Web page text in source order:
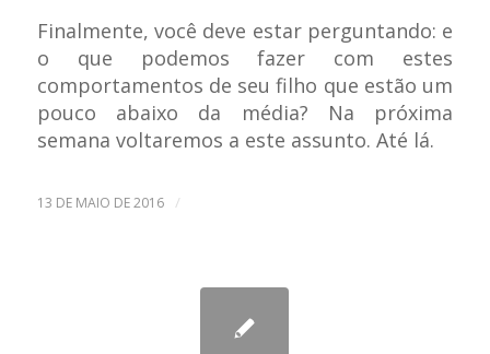
Finalmente, você deve estar perguntando: e
o que podemos fazer com estes
comportamentos de seu filho que estão um
pouco abaixo da média? Na próxima
semana voltaremos a este assunto. Até lá.
13 DE MAIO DE 2016 /